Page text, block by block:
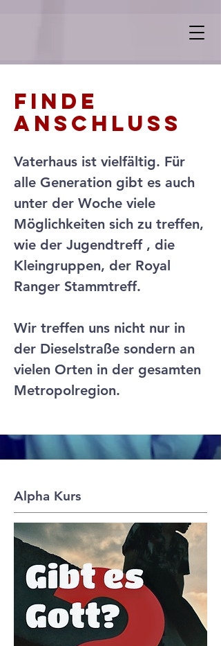
Finde
Anschluss
Vaterhaus ist vielfältig. Für
alle Generation gibt es auch
unter der Woche viele
Möglichkeiten sich zu treffen,
wie der Jugendtreff , die
Kleingruppen, der Royal
Ranger Stammtreff.
Wir treffen uns nicht nur in
der Dieselstraße sondern an
vielen Orten in der gesamten
Metropolregion.
Alpha Kurs